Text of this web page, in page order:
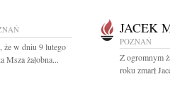
że w dniu 9 lutego
Msza żałobna...
JACEK
POZNAŃ
Z ogromnym
roku zmarł